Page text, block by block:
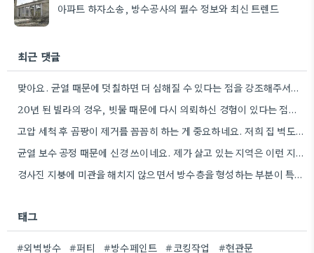
아파트 하자소송, 방수공사의 필수 정보와 최신 트렌드
최근 댓글
맞아요. 균열 때문에 덧칠하면 더 심해질 수 있다는 점을 강조해주셔서 감사합니다. 제가 전에 살던 아파트도…
20년 된 빌라의 경우, 빗물 때문에 다시 의뢰하신 경험이 있다는 점이 인상적이네요. 처음부터 제대로 보수하지…
고압 세척 후 곰팡이 제거를 꼼꼼히 하는 게 중요하네요. 저희 집 벽도 오래 전에 세척을…
균열 보수 공정 때문에 신경 쓰이네요. 제가 살고 있는 지역은 이런 지원 사업이 있는지 확인해봐야겠어요.
경사진 지붕에 미관을 해치지 않으면서 방수층을 형성하는 부분이 특히 흥미로웠네요. 실제 현장에서 이런 부분을 어떻게…
태그
#외벽방수 #퍼티 #방수페인트 #코킹작업 #현관문